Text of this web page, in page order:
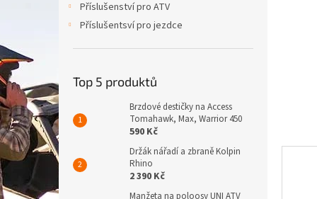
Příslušenství pro ATV
Příslušentsví pro jezdce
Top 5 produktů
Brzdové destičky na Access
Tomahawk, Max, Warrior 450
590 Kč
Držák nářadí a zbraně Kolpin
Rhino
2 390 Kč
Manžeta na poloosy UNI ATV